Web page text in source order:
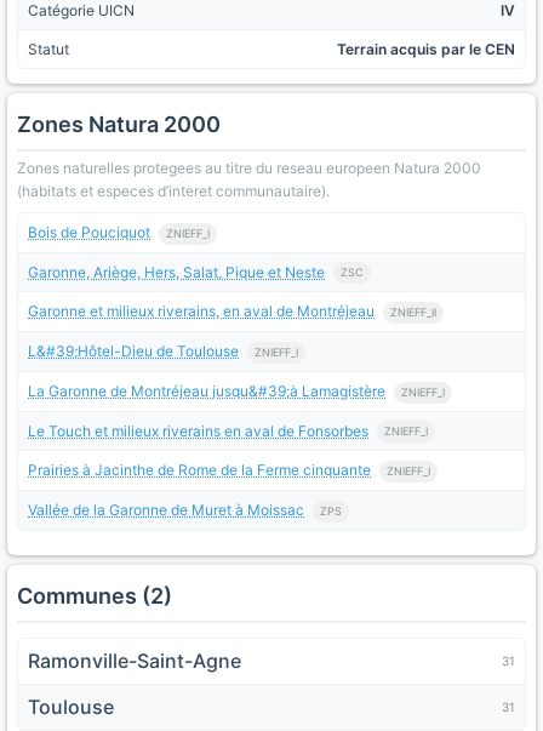
Catégorie UICN IV
Statut Terrain acquis par le CEN
Zones Natura 2000
Zones naturelles protegees au titre du reseau europeen Natura 2000
(habitats et especes d’interet communautaire).
Bois de Pouciquot ZNIEFF_I
Garonne, Ariège, Hers, Salat, Pique et Neste ZSC
Garonne et milieux riverains, en aval de Montréjeau ZNIEFF_II
L&#39;Hôtel-Dieu de Toulouse ZNIEFF_I
La Garonne de Montréjeau jusqu&#39;à Lamagistère ZNIEFF_I
Le Touch et milieux riverains en aval de Fonsorbes ZNIEFF_I
Prairies à Jacinthe de Rome de la Ferme cinquante ZNIEFF_I
Vallée de la Garonne de Muret à Moissac ZPS
Communes (2)
Ramonville-Saint-Agne 31
Toulouse 31